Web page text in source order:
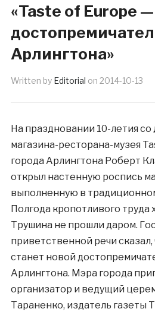
«Taste of Europe
Арлингтона»
Written by Editorial on 2014-10-13
На праздновании 10-летия со
магазина-ресторана-музея
города Арлингтона Роберт
открыл настенную роспись
выполненную в
Полгода кропотливого
Трушина не прошли даром.
приветственной речи сказал,
станет новой
Арлингтона. Мэра города
организатор и ведущий
Тараненко, издатель газеты